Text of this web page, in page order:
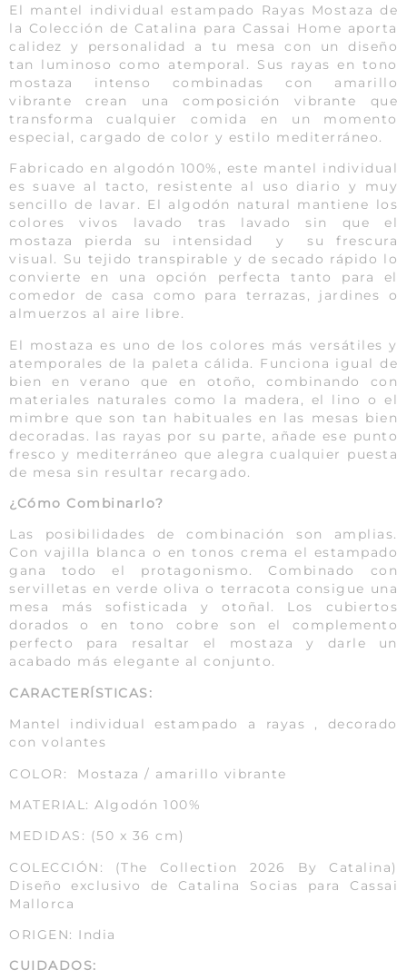
El mantel individual estampado Rayas Mostaza de
la Colección de Catalina para Cassai Home aporta
calidez y personalidad a tu mesa con un diseño
tan luminoso como atemporal. Sus rayas en tono
mostaza intenso combinadas con amarillo
vibrante crean una composición vibrante que
transforma cualquier comida en un momento
especial, cargado de color y estilo mediterráneo.
Fabricado en algodón 100%, este mantel individual
es suave al tacto, resistente al uso diario y muy
sencillo de lavar. El algodón natural mantiene los
colores vivos lavado tras lavado sin que el
mostaza pierda su intensidad y su frescura
visual. Su tejido transpirable y de secado rápido lo
convierte en una opción perfecta tanto para el
comedor de casa como para terrazas, jardines o
almuerzos al aire libre.
El mostaza es uno de los colores más versátiles y
atemporales de la paleta cálida. Funciona igual de
bien en verano que en otoño, combinando con
materiales naturales como la madera, el lino o el
mimbre que son tan habituales en las mesas bien
decoradas. las rayas por su parte, añade ese punto
fresco y mediterráneo que alegra cualquier puesta
de mesa sin resultar recargado.
¿Cómo Combinarlo?
Las posibilidades de combinación son amplias.
Con vajilla blanca o en tonos crema el estampado
gana todo el protagonismo. Combinado con
servilletas en verde oliva o terracota consigue una
mesa más sofisticada y otoñal. Los cubiertos
dorados o en tono cobre son el complemento
perfecto para resaltar el mostaza y darle un
acabado más elegante al conjunto.
CARACTERÍSTICAS:
Mantel individual estampado a rayas , decorado
con volantes
COLOR: Mostaza / amarillo vibrante
MATERIAL: Algodón 100%
MEDIDAS: (50 x 36 cm)
COLECCIÓN: (The Collection 2026 By Catalina)
Diseño exclusivo de Catalina Socias para Cassai
Mallorca
ORIGEN: India
CUIDADOS: